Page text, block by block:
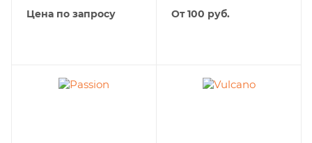
Цена по запросу
От 100 руб.